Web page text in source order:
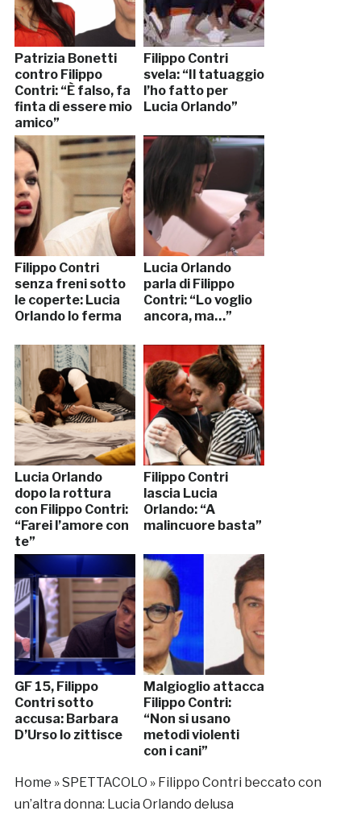
Patrizia Bonetti
contro Filippo
Contri: “È falso, fa
finta di essere mio
amico”
Filippo Contri
svela: “Il tatuaggio
l’ho fatto per
Lucia Orlando”
Filippo Contri
senza freni sotto
le coperte: Lucia
Orlando lo ferma
Lucia Orlando
parla di Filippo
Contri: “Lo voglio
ancora, ma…”
Lucia Orlando
dopo la rottura
con Filippo Contri:
“Farei l’amore con
te”
Filippo Contri
lascia Lucia
Orlando: “A
malincuore basta”
GF 15, Filippo
Contri sotto
accusa: Barbara
D’Urso lo zittisce
Malgioglio attacca
Filippo Contri:
“Non si usano
metodi violenti
con i cani”
Home »SPETTACOLO » Filippo Contri beccato con
un’altra donna: Lucia Orlando delusa